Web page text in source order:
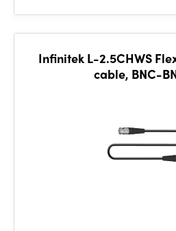
Infinitek L-2.5CHWS
cable, BNC-